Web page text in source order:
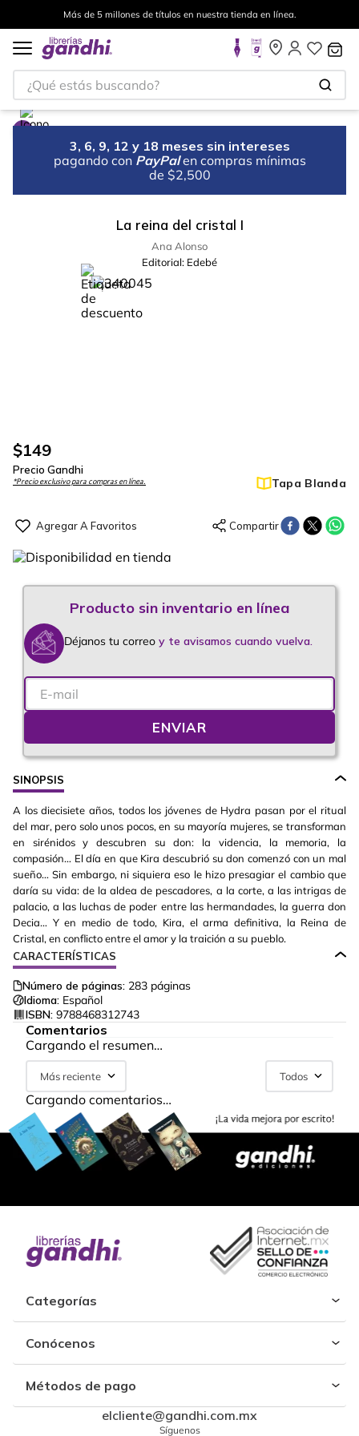
Más de 5 millones de títulos en nuestra tienda en línea.
¿Qué estás buscando?
3, 6, 9, 12 y 18 meses sin intereses
pagando con PayPal en compras mínimas
de $2,500
La reina del cristal I
Ana Alonso
Editorial: Edebé
-50%
$149
Precio Gandhi
*Precio exclusivo para compras en línea. Tapa Blanda
Déjanos tu correo y te avisamos cuando vuelva.
ENVIAR
SINOPSIS
A los diecisiete años, todos los jóvenes de Hydra pasan por el ritual
del mar, pero solo unos pocos, en su mayoría mujeres, se transforman
en sirénidos y descubren su don: la videncia, la memoria, la
compasión… El día en que Kira descubrió su don comenzó con un mal
sueño… Sin embargo, ni siquiera eso le hizo presagiar el cambio que
daría su vida: de la aldea de pescadores, a la corte, a las intrigas de
palacio, a las luchas de poder entre las hermandades, la guerra don
Decia… Y en medio de todo, Kira, el arma definitiva, la Reina de
Cristal, en conflicto entre el amor y la traición a su pueblo.
CARACTERÍSTICAS
Número de páginas: 283 páginas
Idioma: Español
ISBN: 9788468312743
Comentarios
Cargando el resumen…
Más reciente Todos
Cargando comentarios…
Categorías
Conócenos
Métodos de pago
elcliente@gandhi.com.mx
Síguenos